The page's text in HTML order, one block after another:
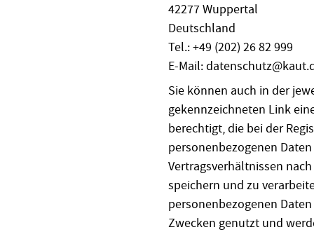
42277 Wuppertal
Deutschland
Tel.: +49 (202) 26 82 999
E-Mail:
Sie können auch in der
gekennzeichneten Link
berechtigt, die bei der
personenbezogenen
Vertragsverhältnissen nach
speichern und zu
personenbezogenen
Zwecken genutzt und